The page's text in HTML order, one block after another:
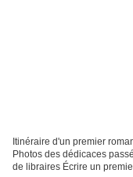
Itinéraire d'un premier
Photos des dédicaces
de libraires Écrire un